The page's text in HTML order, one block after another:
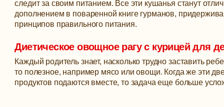
следит за своим питанием. Все эти кушанья станут
дополнением в поваренной книге гурманов,
принципов правильного питания.
Диетическое овощное рагу с курицей для
Каждый родитель знает, насколько трудно заставить
то полезное, например мясо или овощи. Когда же эти
продуктов подаются вместе, то задача еще больше